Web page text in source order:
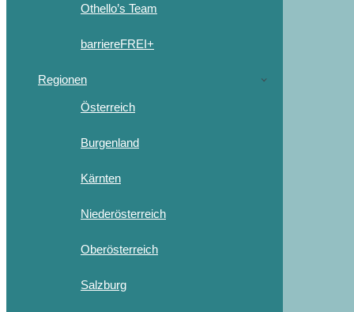
Othello’s Team
barriereFREI+
Regionen
Österreich
Burgenland
Kärnten
Niederösterreich
Oberösterreich
Salzburg